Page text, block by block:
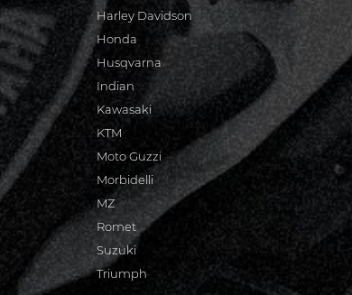
Harley Davidson
Honda
Husqvarna
Indian
Kawasaki
KTM
Moto Guzzi
Morbidelli
MZ
Romet
Suzuki
Triumph